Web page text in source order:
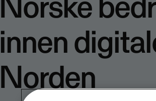
innen
Norden